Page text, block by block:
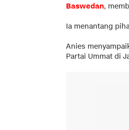
Baswedan,
Ia menantang
Anies
Partai Ummat di